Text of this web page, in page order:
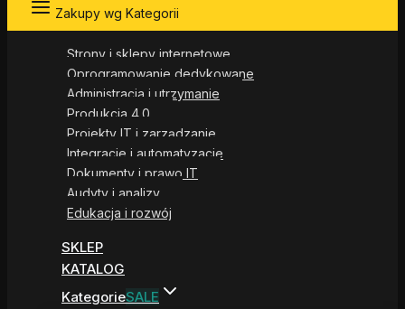
Zakupy wg Kategorii
Strony i sklepy internetowe
Oprogramowanie dedykowane
Administracja i utrzymanie
Produkcja 4.0
Projekty IT i zarządzanie
Integracje i automatyzacje
Dokumenty i prawo IT
Audyty i analizy
Edukacja i rozwój
SKLEP
KATALOG
KategorieSALE